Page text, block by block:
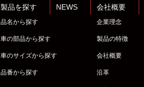
製品を探す
品名から探す
車の部品から探す
車のサイズから探す
品番から探す
NEWS 会社概要
企業理念
製品の特徴
会社概要
沿革